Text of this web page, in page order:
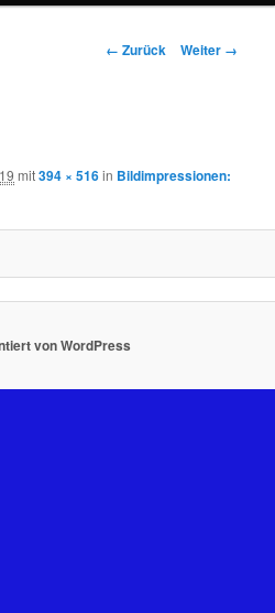
Bilder-
← Zurück Weiter →
mit394 × 516in Bildimpressionen:
von WordPress